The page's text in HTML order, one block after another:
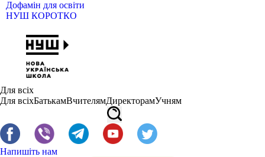
Дофамін для освіти
НУШ КОРОТКО
Для всіх
Для всіхБатькамВчителямДиректорамУчням
Напишіть нам